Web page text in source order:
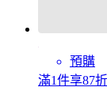
預購
滿1件享87折